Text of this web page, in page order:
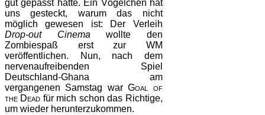
gut gepasst hätte. Ein Vögelchen hat
uns gesteckt, warum das nicht
möglich gewesen ist: Der Verleih
Drop-out Cinemawollte den
Zombiespaß erst zur WM
veröffentlichen. Nun, nach dem
nervenaufreibenden Spiel
Deutschland-Ghana am
vergangenen Samstag warGoal of
the Dead für mich schon das Richtige,
um wieder herunterzukommen.